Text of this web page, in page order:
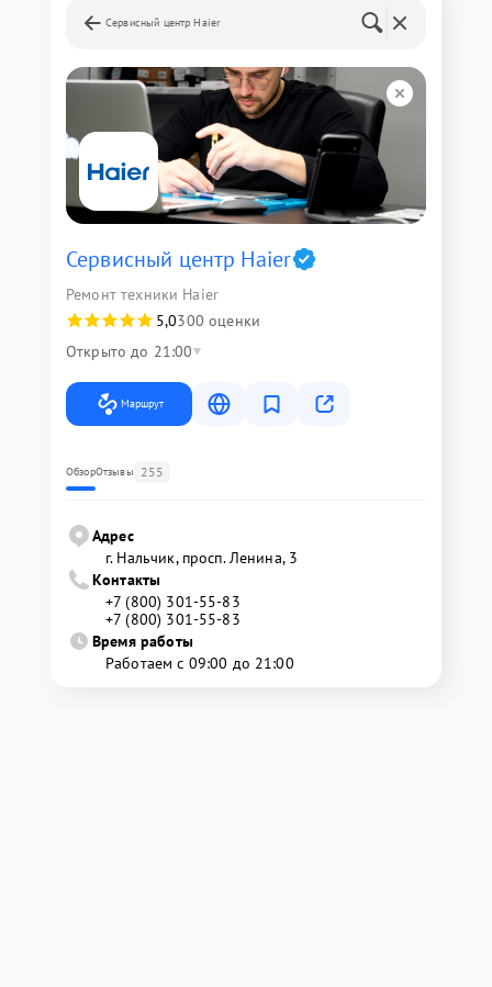
Сервисный центр Haier
Сервисный центр Haier
Ремонт техники Haier
5,0300 оценки
Открыто до 21:00
Маршрут
ОбзорОтзывы 255
Адрес
г. Нальчик, просп. Ленина, 3
Контакты
+7 (800) 301-55-83
+7 (800) 301-55-83
Время работы
Работаем с 09:00 до 21:00